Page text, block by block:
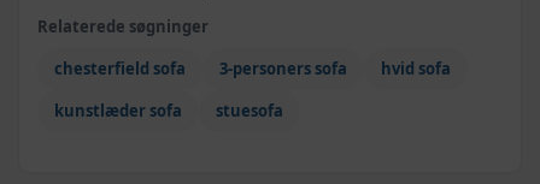
Relaterede søgninger
chesterfield sofa
3-personers sofa
hvid sofa
kunstlæder sofa
stuesofa